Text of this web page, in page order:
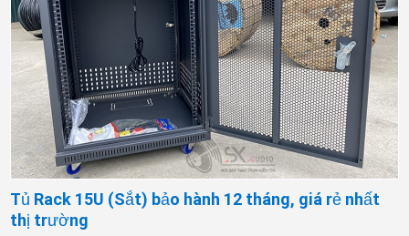
Tủ Rack 15U (Sắt) bảo hành 12 tháng, giá rẻ nhất
thị trường